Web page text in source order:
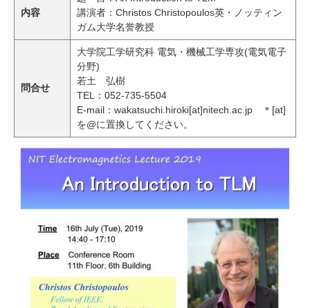
寄附のお願い
内容
講演者：Christos Christopoulos英・ノッティン
ガム大学名誉教授
問合せ
大学院工学研究科 電気・機械工学専攻(電気電子
分野)
若土 弘樹
TEL：052-735-5504
E-mail：wakatsuchi.hiroki[at]nitech.ac.jp ＊[at]
を@に置換してください。